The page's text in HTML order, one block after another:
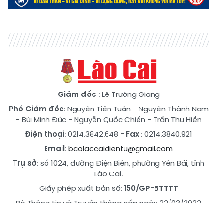
Giám đốc : Lê Trường Giang
Phó Giám đốc:Nguyễn Tiến Tuấn - Nguyễn Thành Nam
- Bùi Minh Đức- Nguyễn Quốc Chiến - Trần Thu Hiền
Điện thoại: 0214.3842.648 - Fax : 0214.3840.921
Email:baolaocaidientu@gmail.com
Trụ sở: số 1024, đường Điện Biên, phường Yên Bái, tỉnh
Lào Cai.
Giấy phép xuất bản số:150/GP-BTTTT